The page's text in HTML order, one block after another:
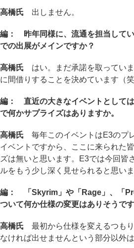
高橋氏 出しません。
編： 昨年同様に、流通を担当して
での出展がメインですか？
高橋氏 はい。まだ承諾を取ってい
に間借りすることを決めています（笑
編： 直近の大きなイベントとして
で何かサプライズはありますか。
高橋氏 毎年このイベントはE3のプ
イベントですから、ここに来られた
ズは無いと思います。E3では今回皆
ルをもう少し深く見せられると思いま
編： 「Skyrim」や「Rage」、「
ついて何か仕様の変更はありそうで
高橋氏 最初から仕様を変えるつも
なければ出せませんという部分以外